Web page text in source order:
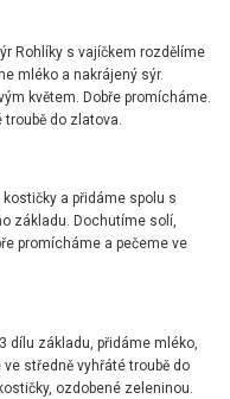
Rohlíky s vajíčkem rozdělíme
mléko a nakrájený sýr.
květem. Dobře promícháme.
troubě do zlatova.
a přidáme spolu s
základu. Dochutíme solí,
promícháme a pečeme ve
dílu základu, přidáme mléko,
středně vyhřáté troubě do
ozdobené zeleninou.